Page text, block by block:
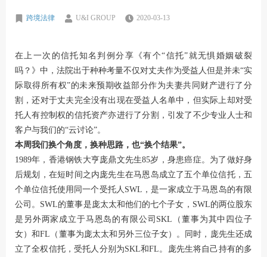
跨境法律 U&I GROUP 2020-03-13
在上一次的信托知名判例分享 《有个“信托”就无惧婚姻破裂
吗？》 中，法院出于种种考量不仅对丈夫作为受益人但是并未“实
际取得所有权”的未来预期收益部分作为夫妻共同财产进行了分
割，还对于丈夫完全没有出现在受益人名单中，但实际上却对受
托人有控制权的信托资产亦进行了分割，引发了不少专业人士和
客户与我们的“云讨论”。
本周我们换个角度，换种思路，也“换个结果”。
1989年，香港钢铁大亨庞鼎文先生85岁，身患癌症。为了做好身
后规划，在短时间之内庞先生在马恩岛成立了五个单位信托，五
个单位信托使用同一个受托人SWL，是一家成立于马恩岛的有限
公司。SWL的董事是庞太太和他们的七个子女，SWL的两位股东
是另外两家成立于马恩岛的有限公司SKL（董事为其中四位子
女）和FL（董事为庞太太和另外三位子女）。同时，庞先生还成
立了全权信托，受托人分别为SKL和FL。庞先生将自己持有的多